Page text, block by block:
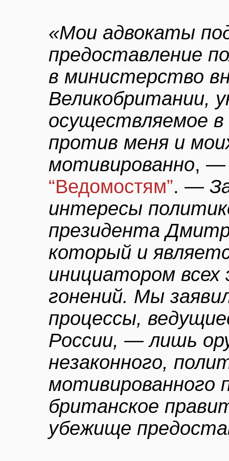
«Мои адвокаты
предоставление
в министерство
Великобритании,
осуществляемое в
против меня и
мотивированно, —
“Ведомостям”. —
интересы
президента
который и
инициатором всех
гонений. Мы
процессы,
России, — лишь
незаконного,
мотивированного
британское
убежище